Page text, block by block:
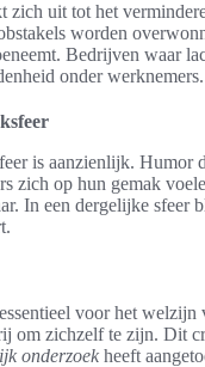
zich uit tot het
worden
Bedrijven waar
onder werknemers.
is aanzienlijk. Humor
zich op hun gemak
In een dergelijke
voor het
om zichzelf te zijn. Dit
onderzoek heeft